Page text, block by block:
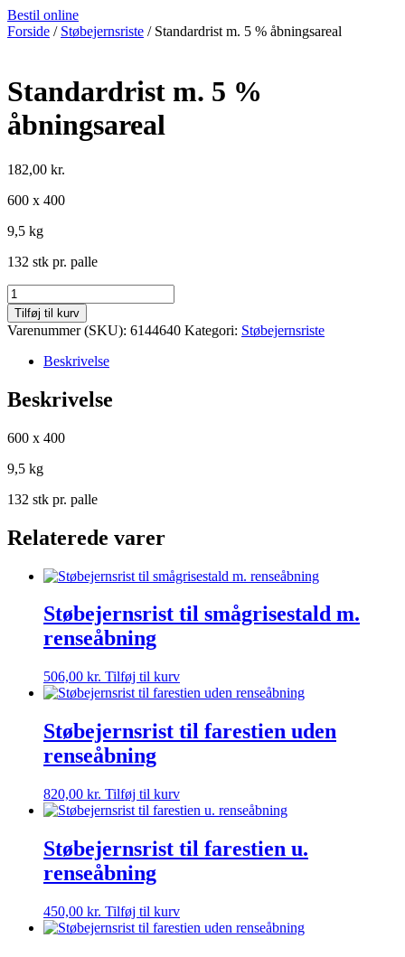
Bestil online
Forside / Støbejernsriste / Standardrist m. 5 % åbningsareal
Standardrist m. 5 %
åbningsareal
182,00 kr.
600 x 400
9,5 kg
132 stk pr. palle
Standardrist
m.
5
%
åbningsareal
Tilføj til kurv
Varenummer (SKU): 6144640 Kategori: Støbejernsriste
Beskrivelse
Beskrivelse
600 x 400
9,5 kg
132 stk pr. palle
Relaterede varer
Støbejernsrist til smågrisestald m.
renseåbning
506,00 kr. Tilføj til kurv
Støbejernsrist til farestien uden
renseåbning
820,00 kr. Tilføj til kurv
Støbejernsrist til farestien u.
renseåbning
450,00 kr. Tilføj til kurv